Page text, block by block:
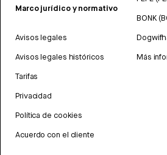
Marco jurídico y normativo
Avisos legales
Avisos legales históricos
Tarifas
Privacidad
Política de cookies
Acuerdo con el cliente
BONK
Más